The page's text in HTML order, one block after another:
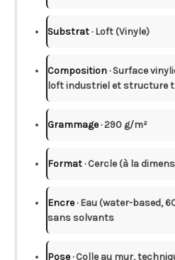
Substrat · Loft (Vinyle)
Composition · Surface
loft industriel et structure
Grammage· 290 g/m²
Format · Cercle (à la
Encre· Eau (water-based,
sans solvants
Pose· Colle au mur,